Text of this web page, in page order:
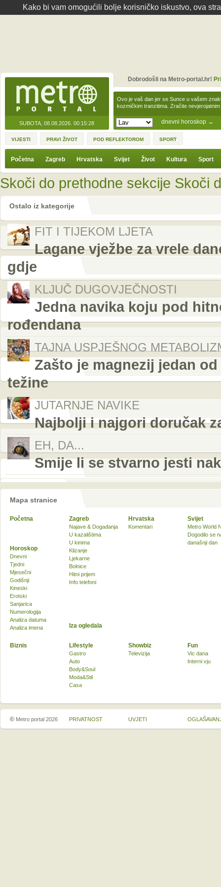
Kako bi vam omogućili bolje korisničko iskustvo, ova
SUBOTA, 08.08.2026. 00:15:28 dnevni horoskop →
Ovo je vaš dan jer se Sunce u vašem
kozmičkim tranzitima. Zračite
Dobrodošli na Metro-portal.hr!
VIJESTI PRAVI ŽIVOT POD REFLEKTOROM SPORT
Početna Zagreb Hrvatska Svijet Život Kultura Sport
Skoči do prethodne sekcije Skoči
Ostalo iz kategorije
FIT I TIJEKOM LJETA
Lagane vježbe za vrele
gdje
KLJUČ DUGOVJEČNOSTI
Jedna navika koju pod
rođendana
TAJNA USPJEŠNOG
Zašto je magnezij jedan
težine
JUTARNJE NAVIKE
Najbolji i najgori doručak
EH, DA...
Smije li se stvarno jesti
Mapa stranice
Početna Zagreb
Najave & Događanja
U kazalištima
U kinima
Klizanje
Ljekarne
Bolnice
Hitni prijem
Info telefoni
Hrvatska
Komentari
Svijet
Metro World
Dogodilo se
današnji dan
Biznis Lifestyle
Gastro
Auto
Body&Soul
Moda&Stil
Casa
Showbiz
Televizija
Fun
Vic dana
Interni vju
Horoskop
Dnevni
Tjedni
Mjesečni
Godišnji
Kineski
Erotski
Sanjarica
Numerologija
Analiza datuma
Analiza imena
Iza ogledala
© Metro portal 2026 PRIVATNOST UVJETI